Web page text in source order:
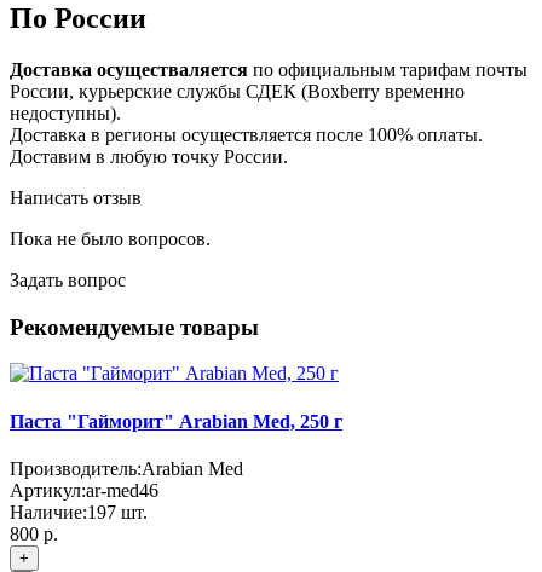
По России
Доставка осуществаляется по официальным тарифам почты
России, курьерские службы СДЕК (Boxberry временно
недоступны).
Доставка в регионы осуществляется после 100% оплаты.
Доставим в любую точку России.
Написать отзыв
Пока не было вопросов.
Задать вопрос
Рекомендуемые товары
Паста "Гайморит" Arabian Med, 250 г
Производитель:Arabian Med
Артикул:ar-med46
Наличие:197 шт.
800 р.
+